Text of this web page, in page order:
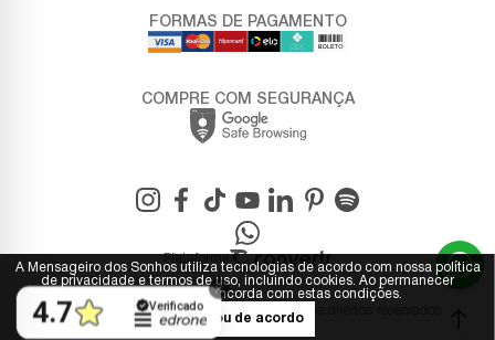
FORMAS DE PAGAMENTO
COMPRE COM SEGURANÇA
© 2025 - Mensageiro dos Sonhos. Todos os direitos reservados.
Plataforma
A Mensageiro dos Sonhos utiliza tecnologias de acordo com nossa política
de privacidade e termos de uso, incluindo cookies. Ao permanecer
navegando, você concorda com estas condições.
Estou de acordo